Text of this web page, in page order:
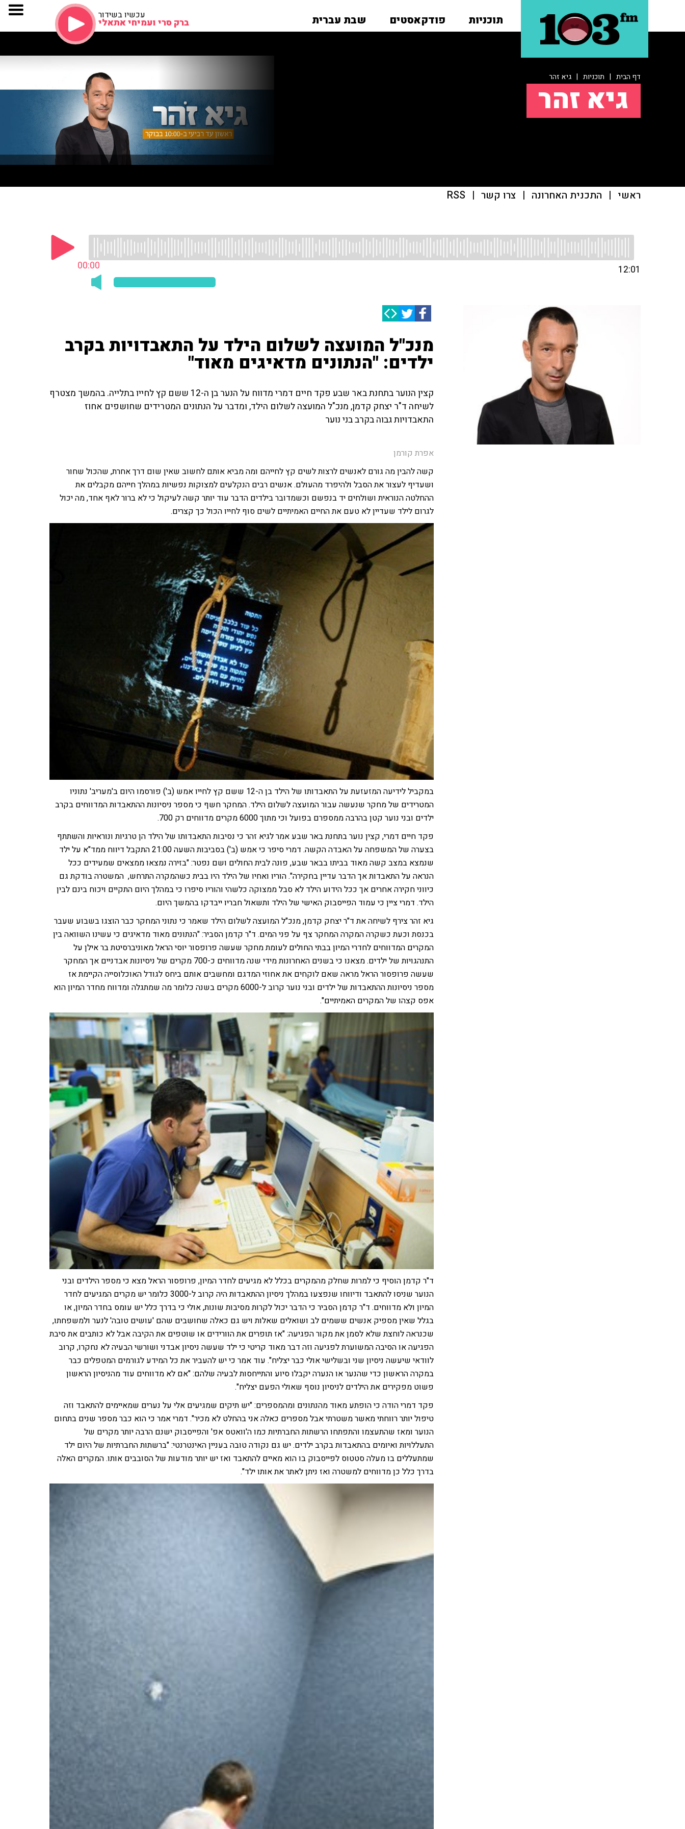
תוכניות פודקאסטים שבת עברית עכשיו בשידור
ברק סרי ועמיחי אתאלי
דף הבית | תוכניות | גיא זהר
גיא זהר
ראשי | התכנית האחרונה | צרו קשר |
RSS
00:00 12:01
מנכ"ל המועצה לשלום הילד על התאבדויות בקרב
ילדים: "הנתונים מדאיגים מאוד"
קצין הנוער בתחנת באר שבע פקד חיים דמרי מדווח על הנער בן ה-12 ששם קץ לחייו בתלייה. בהמשך מצטרף
לשיחה ד"ר יצחק קדמן, מנכ"ל המועצה לשלום הילד, ומדבר על הנתונים המטרידים שחושפים אחוז
התאבדויות גבוה בקרב בני נוער
אפרת קורמן
קשה להבין מה גורם לאנשים לרצות לשים קץ לחייהם ומה מביא אותם לחשוב שאין שום דרך אחרת, שהכול שחור
ושעדיף לעצור את הסבל ולהיפרד מהעולם. אנשים רבים הנקלעים למצוקות נפשיות במהלך חייהם מקבלים את
ההחלטה הנוראית ושולחים יד בנפשם וכשמדובר בילדים הדבר עוד יותר קשה לעיקול כי לא ברור לאף אחד, מה יכול
לגרום לילד שעדיין לא טעם את החיים האמיתיים לשים סוף לחייו הכול כך קצרים.
במקביל לידיעה המזעזעת על התאבדותו של הילד בן ה-12 ששם קץ לחייו אמש (ב') פורסמו היום ב'מעריב' נתוניו
המטרידים של מחקר שנעשה עבור המועצה לשלום הילד. המחקר חשף כי מספר ניסיונות ההתאבדות המדווחים בקרב
ילדים ובני נוער קטן בהרבה ממספרם בפועל וכי מתוך 6000 מקרים מדווחים רק 700.
פקד חיים דמרי, קצין נוער בתחנת באר שבע אמר לגיא זהר כי נסיבות התאבדותו של הילד הן טרגיות ונוראיות והשתתף
בצערה של המשפחה על האבדה הקשה. דמרי סיפר כי אמש (ב') בסביבות השעה 21:00 התקבל דיווח ממד"א על ילד
שנמצא במצב קשה מאוד בביתו בבאר שבע, פונה לבית החולים ושם נפטר: "בזירה נמצאו ממצאים שמעידים ככל
הנראה על התאבדות אך הדבר עדיין בחקירה". הוריו ואחיו של הילד היו בבית כשהמקרה התרחש, המשטרה בודקת גם
כיווני חקירה אחרים אך ככל הידוע הילד לא סבל ממצוקה כלשהי והוריו סיפרו כי במהלך היום התקיים ויכוח בינם לבין
הילד. דמרי ציין כי עמוד הפייסבוק האישי של הילד ותשאול חבריו ייבדקו בהמשך היום.
גיא זהר צירף לשיחה את ד"ר יצחק קדמן, מנכ"ל המועצה לשלום הילד שאמר כי נתוני המחקר כבר הוצגו בשבוע שעבר
בכנסת וכעת כשקרה המקרה המחקר צף על פני המים. ד"ר קדמן הסביר: "הנתונים מאוד מדאיגים כי עשינו השוואה בין
המקרים המדווחים לחדרי המיון בבתי החולים לעומת מחקר שעשה פרופסור יוסי הראל מאוניברסיטת בר אילן על
התנהגויות של ילדים. מצאנו כי בשנים האחרונות מידי שנה מדווחים כ-700 מקרים של ניסיונות אבדניים אך המחקר
שעשה פרופסור הראל מראה שאם לוקחים את אחוזי המדגם ומחשבים אותם ביחס לגודל האוכלוסייה הקיימת אז
מספר ניסיונות ההתאבדות של ילדים ובני נוער קרוב ל-6000 מקרים בשנה כלומר מה שמתגלה ומדווח מחדר המיון הוא
אפס קצהו של המקרים האמיתיים".
ד"ר קדמן הוסיף כי למרות שחלק מהמקרים בכלל לא מגיעים לחדר המיון, פרופסור הראל מצא כי מספר הילדים ובני
הנוער שניסו להתאבד ודיווחו שנפצעו במהלך ניסיון ההתאבדות היה קרוב ל-3000 כלומר יש מקרים המגיעים לחדר
המיון ולא מדווחים. ד"ר קדמן הסביר כי הדבר יכול לקרות מסיבות שונות, אולי כי בדרך כלל יש עומס בחדר המיון, או
בגלל שאין מספיק אנשים ששמים לב ושואלים שאלות ויש גם כאלה שחושבים שהם 'עושים טובה' לנער ולמשפחתו,
שכנראה לוחצת שלא לסמן את מקור הפגיעה: "אז תופרים את הוורידים או שוטפים את הקיבה אבל לא כותבים את סיבת
הפגיעה או הסיבה המשוערת לפגיעה וזה דבר מאוד קריטי כי ילד שעשה ניסיון אבדני ושורשי הבעיה לא נחקרו, קרוב
לוודאי שיעשה ניסיון שני ובשלישי אולי כבר יצליח". עוד אמר כי יש להעביר את כל המידע לגורמים המטפלים כבר
במקרה הראשון כדי שהנער או הנערה יקבלו סיוע והתייחסות לבעיה שלהם: "אם לא מדווחים עוד מהניסיון הראשון
פשוט מפקירים את הילדים לניסיון נוסף שאולי הפעם יצליח".
פקד דמרי הודה כי הופתע מאוד מהנתונים ומהמספרים: "יש תיקים שמגיעים אלי על נערים שמאיימים להתאבד וזה
טיפול יותר רווחתי מאשר משטרתי אבל מספרים כאלה אני בהחלט לא מכיר". דמרי אמר כי הוא כבר מספר שנים בתחום
הנוער ומאז שהתעצמו והתפתחו הרשתות החברתיות כמו ה'וואטס אפ' והפייסבוק ישנם הרבה יותר מקרים של
התעללויות ואיומים בהתאבדות בקרב ילדים. יש גם נקודה טובה בעניין האינטרנטי: "ברשתות החברתיות של היום ילד
שמתעללים בו מעלה סטטוס לפייסבוק בו הוא מאיים להתאבד ואז יש יותר מודעות של הסובבים אותו. המקרים האלה
בדרך כלל כן מדווחים למשטרה ואז ניתן לאתר את אותו ילד".